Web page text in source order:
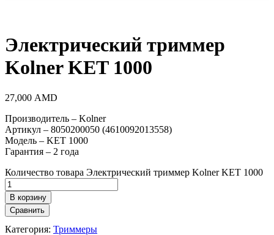
Электрический триммер
Kolner KET 1000
27,000 AMD
Производитель – Kolner
Артикул – 8050200050 (4610092013558)
Модель – KET 1000
Гарантия – 2 года
Количество товара Электрический триммер Kolner KET 1000
В корзину
Сравнить
Категория: Триммеры